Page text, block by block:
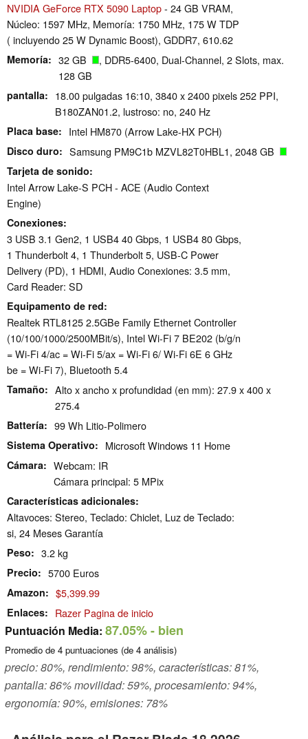
NVIDIA GeForce RTX 5090 Laptop- 24 GB VRAM,
Núcleo: 1597 MHz, Memoría: 1750 MHz, 175 W TDP
( incluyendo 25 W Dynamic Boost), GDDR7, 610.62
Memoría 32 GB
, DDR5-6400, Dual-Channel, 2 Slots, max.
128 GB
pantalla
18.00 pulgadas 16:10, 3840 x 2400 pixels 252 PPI,
B180ZAN01.2, lustroso: no, 240 Hz
Placa base Intel HM870 (Arrow Lake-HX PCH)
Disco duro Samsung PM9C1b MZVL82T0HBL1, 2048 GB
Tarjeta de sonido
Intel Arrow Lake-S PCH - ACE (Audio Context
Engine)
Conexiones
3 USB 3.1 Gen2, 1 USB4 40 Gbps, 1 USB4 80 Gbps,
1 Thunderbolt 4, 1 Thunderbolt 5, USB-C Power
Delivery (PD), 1 HDMI, Audio Conexiones: 3.5 mm,
Card Reader: SD
Equipamento de red
Realtek RTL8125 2.5GBe Family Ethernet Controller
(10/100/1000/2500MBit/s), Intel Wi-Fi 7 BE202 (b/g/n
= Wi-Fi 4/ac = Wi-Fi 5/ax = Wi-Fi 6/ Wi-Fi 6E 6 GHz
be = Wi-Fi 7), Bluetooth 5.4
Tamaño
Alto x ancho x profundidad (en mm): 27.9 x 400 x
275.4
Battería 99 Wh Litio-Polimero
Sistema Operativo Microsoft Windows 11 Home
Cámara
Webcam: IR
Cámara principal: 5 MPix
Características adicionales
Altavoces: Stereo, Teclado: Chiclet, Luz de Teclado:
si, 24 Meses Garantía
Peso 3.2 kg
Precio 5700 Euros
Amazon $5,399.99
Enlaces Razer Pagina de inicio
Puntuación Media: 87.05%- bien
Promedio de 4 puntuaciones (de 4 análisis)
precio: 80%, rendimiento: 98%, características: 81%,
pantalla: 86% movilidad: 59%, procesamiento: 94%,
ergonomía: 90%, emisiones: 78%